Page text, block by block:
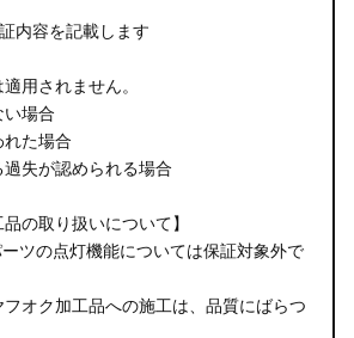
内容を記載します
用されません。
い場合
れた場合
過失が認められる場合
の取り扱いについて】
ツの点灯機能については保証対象外で
オク加工品への施工は、品質にばらつ